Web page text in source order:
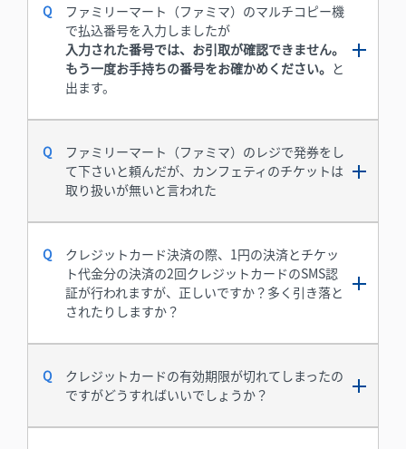
ファミリーマート（ファミマ）のマルチコピー機
で払込番号を入力しましたが
入力された番号では、お引取が確認できません。
もう一度お手持ちの番号をお確かめください。 と
出ます。
ファミリーマート（ファミマ）のレジで発券をし
て下さいと頼んだが、カンフェティのチケットは
取り扱いが無いと言われた
クレジットカード決済の際、1円の決済とチケッ
ト代金分の決済の2回クレジットカードのSMS認
証が行われますが、正しいですか？多く引き落と
されたりしますか？
クレジットカードの有効期限が切れてしまったの
ですがどうすればいいでしょうか？